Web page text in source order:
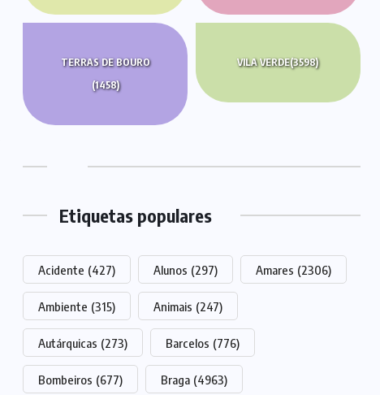
TERRAS DE BOURO
(1458)
VILA VERDE(3598)
Etiquetas populares
Acidente (427) Alunos (297) Amares (2306)
Ambiente (315) Animais (247)
Autárquicas (273) Barcelos (776)
Bombeiros (677) Braga (4963)